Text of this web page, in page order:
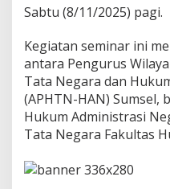
i
t
e
n
B
a
Sabtu (8/11/2025) pagi.
Kegiatan seminar ini
antara Pengurus
Tata Negara dan
(APHTN-HAN) Sumsel,
Hukum Administrasi
Tata Negara Fakultas